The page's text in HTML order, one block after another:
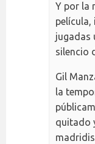
Y por la
película,
jugadas
silencio
Gil
la
quitado